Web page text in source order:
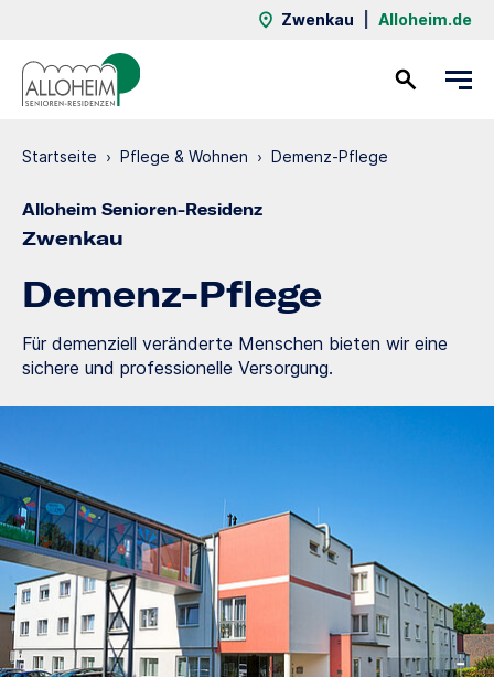
Zwenkau Alloheim.de
Startseite › Pflege & Wohnen › Demenz-Pflege
Alloheim Senioren-Residenz
Zwenkau
Demenz-Pflege
Für demenziell veränderte Menschen bieten wir eine
sichere und professionelle Versorgung.